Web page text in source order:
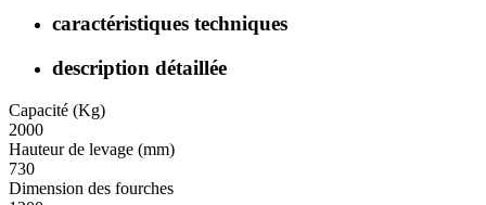
caractéristiques techniques
description détaillée
Capacité (Kg)
2000
Hauteur de levage (mm)
730
Dimension des fourches